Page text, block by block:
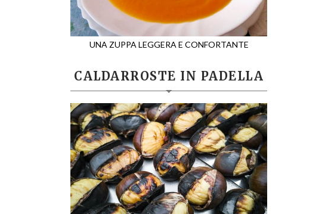
UNA ZUPPA LEGGERA E CONFORTANTE
CALDARROSTE IN PADELLA